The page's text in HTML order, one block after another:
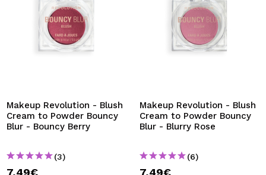
Makeup Revolution - Blush
Cream to Powder Bouncy
Blur - Bouncy Berry
(3)
7,49€
Makeup Revolution - Blush
Cream to Powder Bouncy
Blur - Blurry Rose
(6)
7,49€